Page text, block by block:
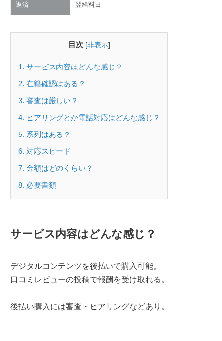
返済 翌給料日
目次 [非表示]
1 サービス内容はどんな感じ？
2 在籍確認はある？
3 審査は厳しい？
4
ヒアリングとか電話対応はどんな感じ？
5 系列はある？
6 対応スピード
7 金額はどのくらい？
8 必要書類
サービス内容はどんな感じ？
デジタルコンテンツを後払いで購入可能。
口コミレビューの投稿で報酬を受け取れる。
後払い購入には審査・ヒアリングなどあり。